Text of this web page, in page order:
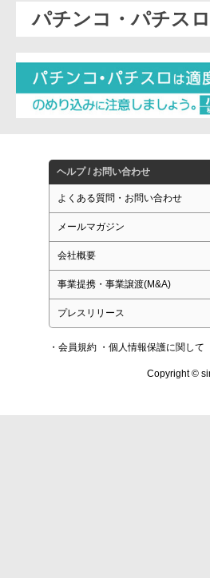
パチンコ・パチス
ヘルプ / お問い合わせ
よくある質問・お問い合わせ
メールマガジン
会社概要
事業提携・事業譲渡(M&A)
プレスリリース
・会員規約 ・個人情報保護に関して
Copyright ©